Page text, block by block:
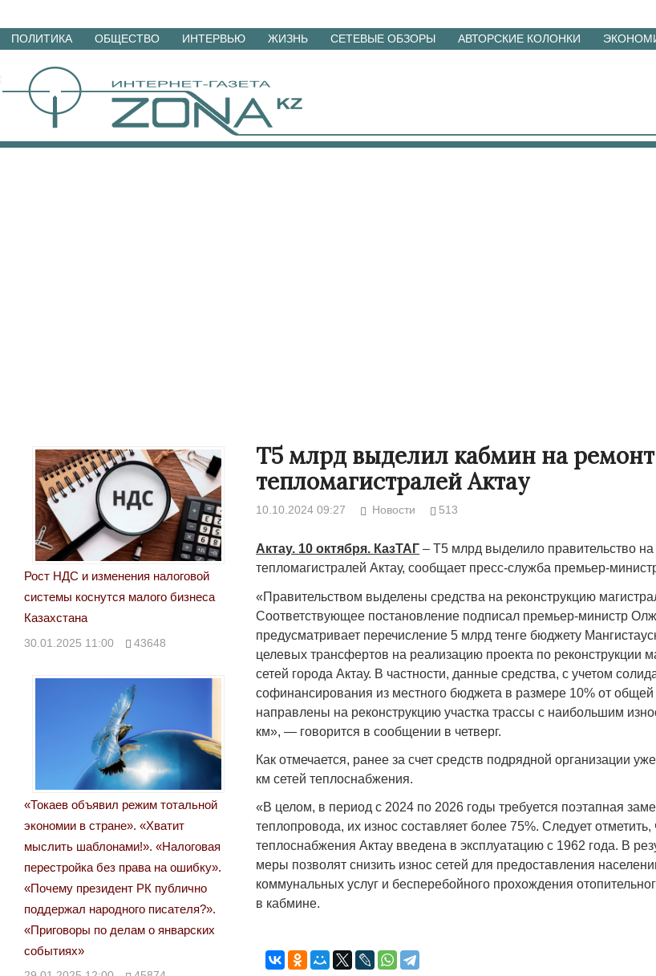
Перейти
материалам
ПОЛИТИКА ОБЩЕСТВО ИНТЕРВЬЮ ЖИЗНЬ СЕТЕВЫЕ ОБЗОРЫ АВТОРСКИЕ КОЛОНКИ
Т5 млрд выделил кабмин на ремонт
тепломагистралей Актау
10.10.2024 09:27 Новости 513
Актау. 10 октября. КазТАГ – Т5 млрд выделило правительство
тепломагистралей Актау, сообщает пресс-служба премьер-
«Правительством выделены средства на реконструкцию
Соответствующее постановление подписал премьер-министр
предусматривает перечисление 5 млрд тенге бюджету
целевых трансфертов на реализацию проекта по реконструкции
сетей города Актау. В частности, данные средства, с учетом
софинансирования из местного бюджета в размере 10% от общей
направлены на реконструкцию участка трассы с наибольшим
км», — говорится в сообщении в четверг.
Как отмечается, ранее за счет средств подрядной организации
км сетей теплоснабжения.
«В целом, в период с 2024 по 2026 годы требуется поэтапная
теплопровода, их износ составляет более 75%. Следует отметить,
теплоснабжения Актау введена в эксплуатацию с 1962 года. В
меры позволят снизить износ сетей для предоставления
коммунальных услуг и бесперебойного прохождения
в кабмине.
Рост НДС и изменения налоговой
системы коснутся малого бизнеса
Казахстана
30.01.2025 11:00 43648
«Токаев объявил режим тотальной
экономии в стране». «Хватит
мыслить шаблонами!». «Налоговая
перестройка без права на ошибку».
«Почему президент РК публично
поддержал народного писателя?».
«Приговоры по делам о январских
событиях»
Народ выбрал свет
17.10.2024 17:00 29972